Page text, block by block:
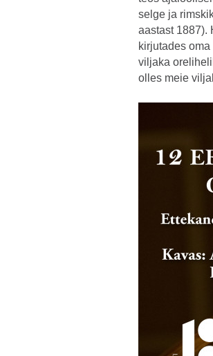
selge ja
aastast 1887).
kirjutades
viljaka
olles meie